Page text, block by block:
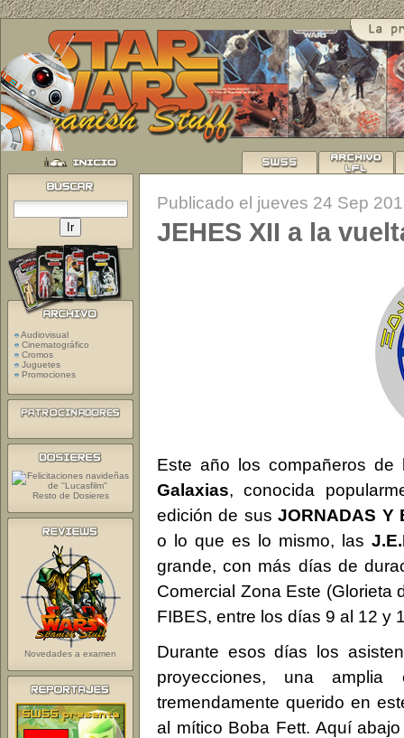
Publicado el jueves 24 Sep
JEHES XII a la
Este año los compañeros
Galaxias, conocida
edición de susJORNADAS Y
o lo que es lo mismo, las
grande, con más días de
Comercial Zona Este (Glorieta
FIBES, entre los días 9 al 12 y
Durante esos días los
proyecciones, una
tremendamente querido en
al mítico Boba Fett. Aquí
Audiovisual
Cinematográfico
Cromos
Juguetes
Promociones
Resto de Dosieres
Novedades a examen